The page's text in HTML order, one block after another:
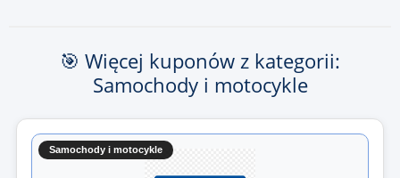
🎯 Więcej kuponów z kategorii:
Samochody i motocykle
Samochody i motocykle